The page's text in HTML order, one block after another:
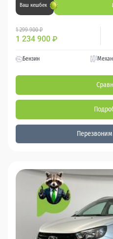
Ваш кешбек
1 299 900 ₽
1 234 900 ₽
Бензин